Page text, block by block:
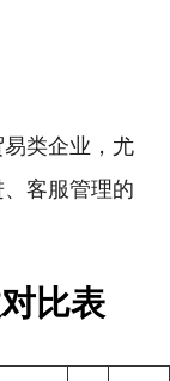
类企业，尤
客服管理的
比表